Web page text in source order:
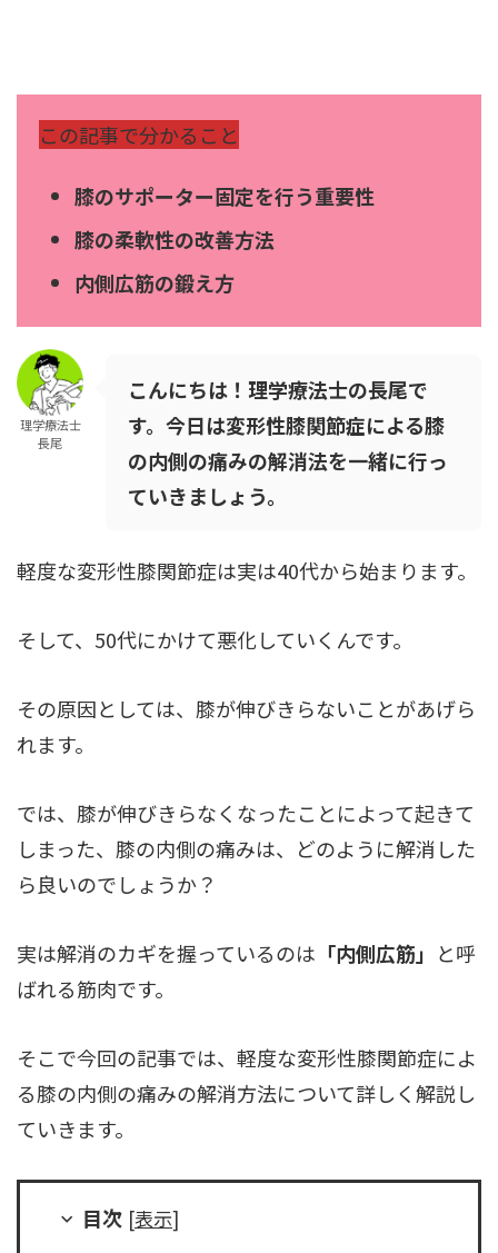
この記事で分かること
膝のサポーター固定を行う重要性
膝の柔軟性の改善方法
内側広筋の鍛え方
理学療法士
長尾
こんにちは！理学療法士の長尾で
す。今日は変形性膝関節症による膝
の内側の痛みの解消法を一緒に行っ
ていきましょう。
軽度な変形性膝関節症は実は40代から始まります。
そして、50代にかけて悪化していくんです。
その原因としては、膝が伸びきらないことがあげら
れます。
では、膝が伸びきらなくなったことによって起きて
しまった、膝の内側の痛みは、どのように解消した
ら良いのでしょうか？
実は解消のカギを握っているのは 「内側広筋」 と呼
ばれる筋肉です。
そこで今回の記事では、軽度な変形性膝関節症によ
る膝の内側の痛みの解消方法について詳しく解説し
ていきます。
目次 [表示]